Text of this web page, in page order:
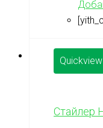
Quickview
Стайлер